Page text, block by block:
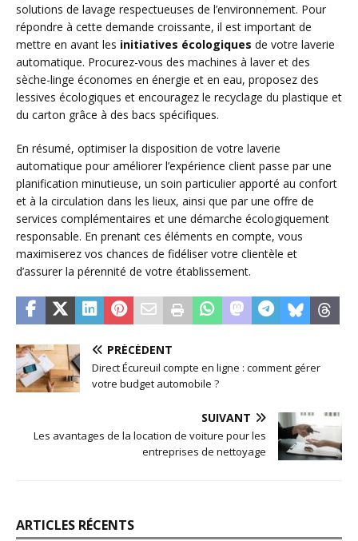
solutions de lavage respectueuses de l’environnement. Pour
répondre à cette demande croissante, il est important de
mettre en avant les initiatives écologiques de votre laverie
automatique. Procurez-vous des machines à laver et des
sèche-linge économes en énergie et en eau, proposez des
lessives écologiques et encouragez le recyclage du plastique et
du carton grâce à des bacs spécifiques.
En résumé, optimiser la disposition de votre laverie
automatique pour améliorer l’expérience client passe par une
planification minutieuse, un soin particulier apporté au confort
et à la circulation dans les lieux, ainsi que par une offre de
services complémentaires et une démarche écologiquement
responsable. En prenant ces éléments en compte, vous
maximiserez vos chances de fidéliser votre clientèle et
d’assurer la pérennité de votre établissement.
PRÉCÉDENT
Direct Écureuil compte en ligne : comment gérer
votre budget automobile ?
SUIVANT
Les avantages de la location de voiture pour les
entreprises de nettoyage
ARTICLES RÉCENTS